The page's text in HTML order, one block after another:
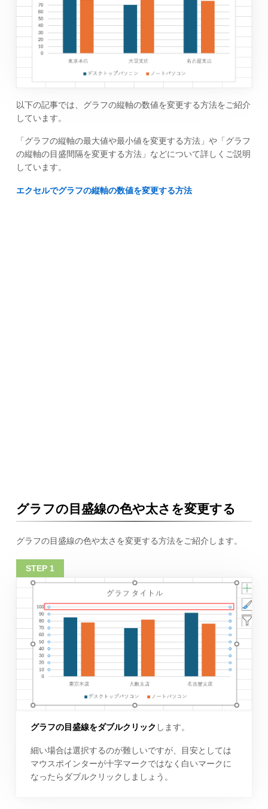
以下の記事では、グラフの縦軸の数値を変更する方法をご紹介
しています。
「グラフの縦軸の最大値や最小値を変更する方法」や「グラフ
の縦軸の目盛間隔を変更する方法」などについて詳しくご説明
しています。
エクセルでグラフの縦軸の数値を変更する方法
グラフの目盛線の色や太さを変更する
グラフの目盛線の色や太さを変更する方法をご紹介します。
グラフの目盛線をダブルクリック します。
細い場合は選択するのが難しいですが、目安としては
マウスポインターが十字マークではなく白いマークに
なったらダブルクリックしましょう。